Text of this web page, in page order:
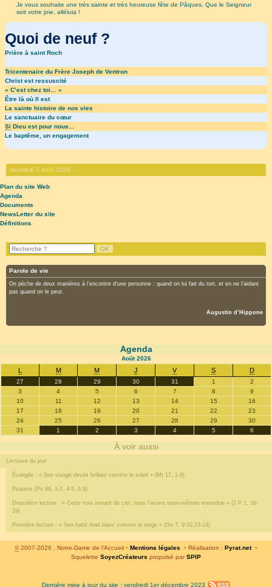
Je vous souhaite une très sainte et très heureuse fête de Pâques. Que le Seigneur
soit votre joie, alléluia !
Quoi de neuf ?
Prière à saint Roch
Tricentenaire du Frère Joseph de Ventron
Christ est ressuscité
« C’est chez toi… »
Être là où Il est
La sainte histoire de nos vies
Le sanctuaire du cœur
Si Dieu est pour nous…
Le baptême, un engagement
Vendredi 7 août 2026
Plan du site Web
Agenda
Documents
NewsLetter du site
Définitions
Parole de vie
On pèche de deux manières à l’encontre d’une personne : quand on lui fait du tort, et en ne l’aidant
pas quand on le peut.
Augustin d’Hippone
Agenda
Août2026
L M M J V S D
27 28 29 30 31 1
2
3
4 5 6 7 8
9
10
11 12 13 14 15
16
17
18 19 20 21 22
23
24
25 26 27 28 29
30
31
1 2 3 4 5 6
À voir aussi
Lectures du jour
Évangile : « Son visage devint brillant comme le soleil » (Mt 17, 1-9)
Psaume (Ps 96, 1-2, 4-5, 6.9)
Deuxième lecture : « Cette voix venant du ciel, nous l’avons nous-mêmes entendue » (2 P 1, 16-
19)
Première lecture : « Son habit était blanc comme la neige » (Dn 7, 9-10.13-14)
©2007-2026 , Notre-Dame de l’Accueil • Mentions légales • Réalisation : Pyrat.net •
Squelette SoyezCréateurs propulsé par SPIP
Dernière mise à jour du site : vendredi 1er décembre 2023